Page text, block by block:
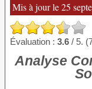
Mis à jour le 25
Évaluation : 3.6 / 5.
Analyse